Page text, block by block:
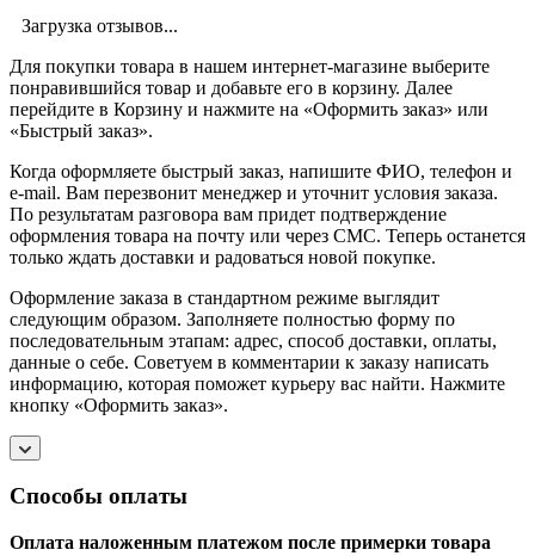
Загрузка отзывов...
Для покупки товара в нашем интернет-магазине выберите
понравившийся товар и добавьте его в корзину. Далее
перейдите в Корзину и нажмите на «Оформить заказ» или
«Быстрый заказ».
Когда оформляете быстрый заказ, напишите ФИО, телефон и
e-mail. Вам перезвонит менеджер и уточнит условия заказа.
По результатам разговора вам придет подтверждение
оформления товара на почту или через СМС. Теперь останется
только ждать доставки и радоваться новой покупке.
Оформление заказа в стандартном режиме выглядит
следующим образом. Заполняете полностью форму по
последовательным этапам: адрес, способ доставки, оплаты,
данные о себе. Советуем в комментарии к заказу написать
информацию, которая поможет курьеру вас найти. Нажмите
кнопку «Оформить заказ».
Способы оплаты
Оплата наложенным платежом после примерки товара